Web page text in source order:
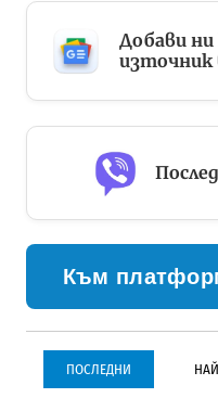
Добави
източник
Към
ПОСЛЕДНИ